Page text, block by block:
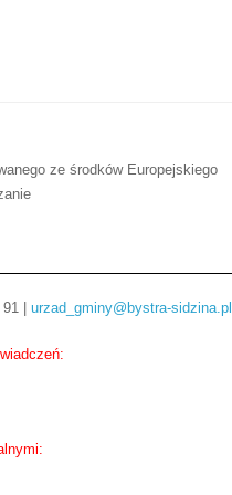
ze środków Europejskiego
| urzad_gminy@bystra-sidzina.pl